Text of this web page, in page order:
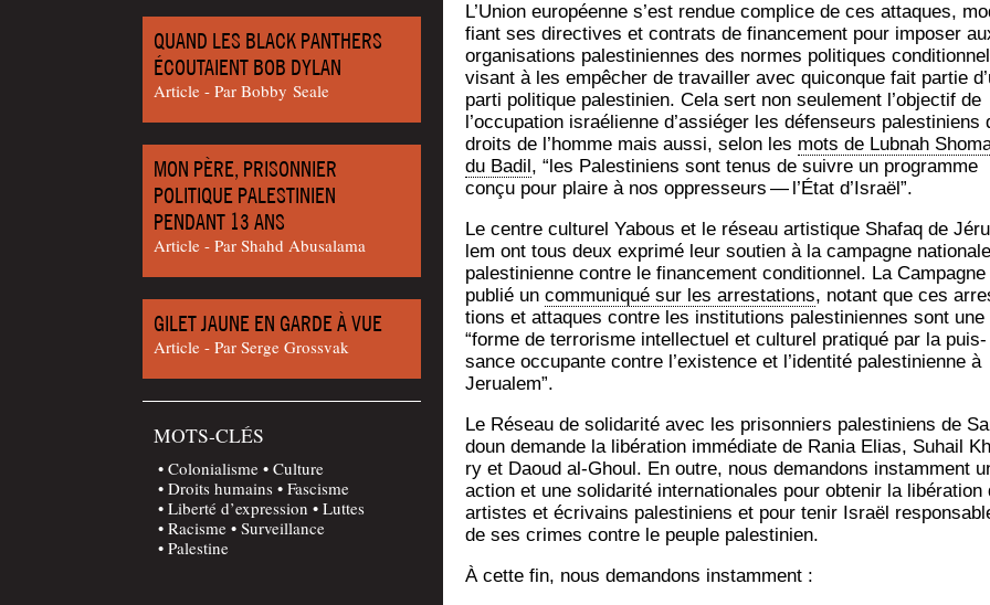
QUAND LES BLACK PANTHERS
ÉCOUTAIENT BOB DYLAN
Article - Par Bob­by Seale
MON PÈRE, PRISONNIER
POLITIQUE PALESTINIEN
PENDANT 13 ANS
Article - Par Shahd Abu­sa­la­ma
GILET JAUNE EN GARDE À VUE
Article - Par Serge Grossvak
MOTS-CLÉS
Colonialisme
Culture
Droits humains
Fascisme
Liberté d’expression
Luttes
Racisme
Surveillance
Palestine
L’U­nion euro­péenne s’est ren­due com­plice de ces attaques,
fiant ses direc­tives et contrats de finan­ce­ment pour impo­ser
orga­ni­sa­tions pales­ti­niennes des normes poli­tiques
visant à les empê­cher de tra­vailler avec qui­conque fait par­tie
par­ti poli­tique pales­ti­nien. Cela sert non seule­ment l’ob­jec­tif de
l’oc­cu­pa­tion israé­lienne d’as­sié­ger les défen­seurs pales­ti­niens
droits de l’homme mais aus­si, selon les mots de Lub­nah
du Badil , “les Pales­ti­niens sont tenus de suivre un pro­gramme
conçu pour plaire à nos oppres­seurs — l’É­tat d’Israël”.
Le centre cultu­rel Yabous et le réseau artis­tique Sha­faq de
lem ont tous deux expri­mé leur sou­tien à la cam­pagne natio­nale
pales­ti­nienne contre le finan­ce­ment condi­tion­nel. La Cam­pagne
publié un com­mu­ni­qué sur les arres­ta­tions, notant que ces
tions et attaques contre les ins­ti­tu­tions pales­ti­niennes sont une
“forme de ter­ro­risme intel­lec­tuel et cultu­rel pra­ti­qué par la puis­
sance occu­pante contre l’exis­tence et l’i­den­ti­té pales­ti­nienne à
Jerualem”.
Le Réseau de soli­da­ri­té avec les pri­son­niers pales­ti­niens de
doun demande la libé­ra­tion immé­diate de Rania Elias, Suhail
ry et Daoud al-Ghoul. En outre, nous deman­dons ins­tam­ment
action et une soli­da­ri­té inter­na­tio­nales pour obte­nir la libé­ra­tion
artistes et écri­vains pales­ti­niens et pour tenir Israël
de ses crimes contre le peuple palestinien.
À cette fin, nous deman­dons instamment :